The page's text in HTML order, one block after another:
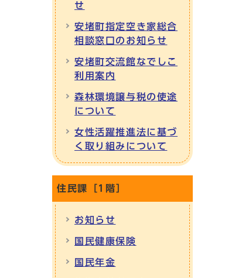
せ
安堵町指定空き家総合
相談窓口のお知らせ
安堵町交流館なでしこ
利用案内
森林環境譲与税の使途
について
女性活躍推進法に基づ
く取り組みについて
住民課［1階］
お知らせ
国民健康保険
国民年金